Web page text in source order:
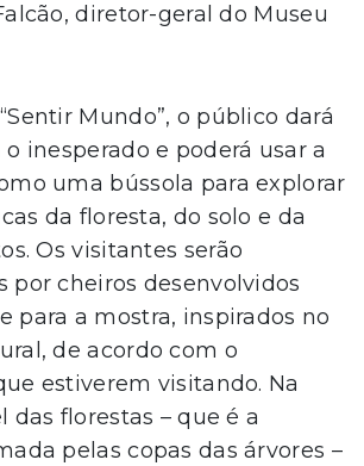
diretor-geral do Museu
Mundo”, o público dará
inesperado e poderá usar a
uma bússola para explorar
da floresta, do solo e da
Os visitantes serão
por cheiros desenvolvidos
para a mostra, inspirados no
de acordo com o
estiverem visitando. Na
das florestas – que é a
pelas copas das árvores –